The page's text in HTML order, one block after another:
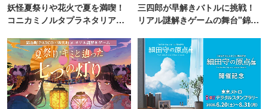
妖怪夏祭りや花火で夏を満喫！
コニカミノルタプラネタリア
三四郎が早解きバトルに挑戦！
リアル謎解きゲームの舞台"錦糸